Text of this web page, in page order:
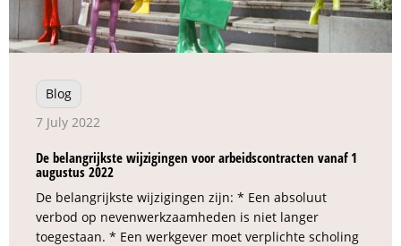
Blog
7 July 2022
De belangrijkste wijzigingen voor arbeidscontracten vanaf 1
augustus 2022
De belangrijkste wijzigingen zijn: * Een absoluut
verbod op nevenwerkzaamheden is niet langer
toegestaan. * Een werkgever moet verplichte scholing